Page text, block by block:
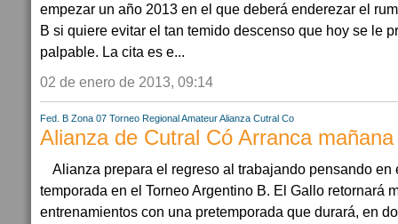
empezar un año 2013 en el que deberá enderezar el
B si quiere evitar el tan temido descenso que hoy se le
palpable. La cita es e...
02 de enero de 2013, 09:14
Fed. B Zona 07 Torneo Regional AmateurAlianza Cutral Co
Alianza de Cutral Có Arranca mañana
Alianza prepara el regreso al trabajando pensando en
temporada en el Torneo Argentino B. El Gallo retornará
entrenamientos con una pretemporada que durará, en